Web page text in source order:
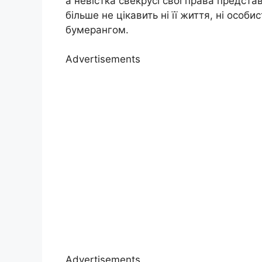
більше не цікавить ні її життя, ні
бумерангом.
Advertisements